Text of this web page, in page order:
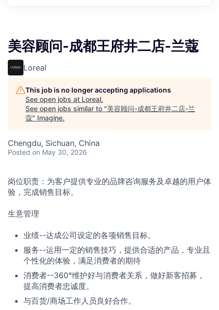
美容顾问-成都王府井二店-兰蔻
Loreal
This job is no longer accepting applications
See open jobs at Loreal.
See open jobs similar to "美容顾问-成都王府井二店-兰
蔻" Imagine.
Chengdu, Sichuan, China
Posted on May 30, 2026
岗位职责：为客户提供专业的品牌咨询服务及卓越的用户体
验，完成销售目标。
生意管理
业绩--达成公司设定的各项销售目标。
服务--运用一定的销售技巧，提供合适的产品，专业且
个性化的体验，满足消费者的期待
消费者--360°维护好与消费者关系，做好新客招募，
提高消费者忠诚度。
与百货/商场工作人员良好合作。